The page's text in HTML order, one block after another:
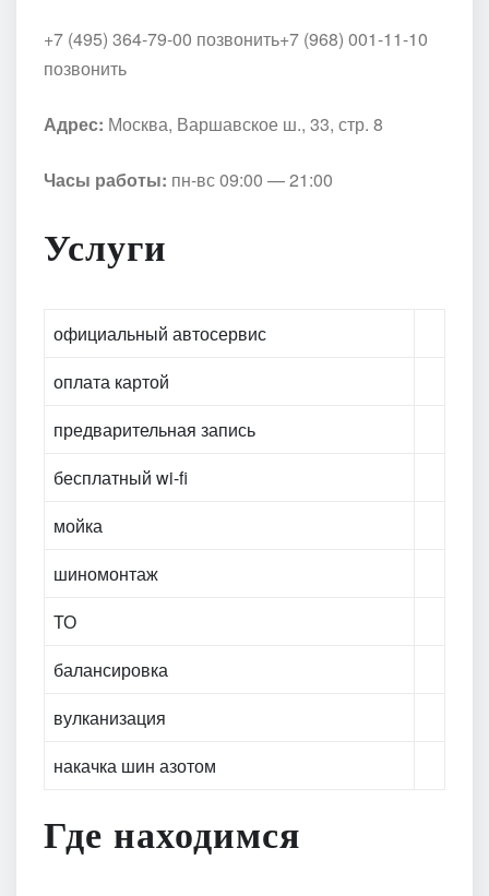
+7 (495) 364-79-00 позвонить+7 (968) 001-11-10
позвонить
Адрес: Москва, Варшавское ш., 33, стр. 8
Часы работы: пн-вс 09:00 — 21:00
Услуги
официальный автосервис
оплата картой
предварительная запись
бесплатный wi-fi
мойка
шиномонтаж
ТО
балансировка
вулканизация
накачка шин азотом
Где находимся